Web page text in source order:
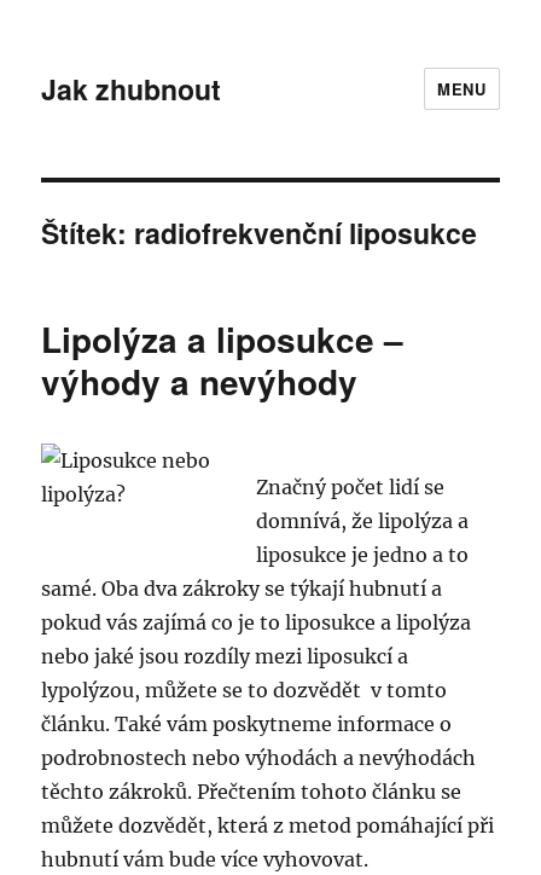
Jak zhubnout MENU
Štítek: radiofrekvenční liposukce
Lipolýza a liposukce –
výhody a nevýhody
Značný počet lidí se
domnívá, že lipolýza a
liposukce je jedno a to
samé. Oba dva zákroky se týkají hubnutí a
pokud vás zajímá co je to liposukce a lipolýza
nebo jaké jsou rozdíly mezi liposukcí a
lypolýzou, můžete se to dozvědět v tomto
článku. Také vám poskytneme informace o
podrobnostech nebo výhodách a nevýhodách
těchto zákroků. Přečtením tohoto článku se
můžete dozvědět, která z metod pomáhající při
hubnutí vám bude více vyhovovat.